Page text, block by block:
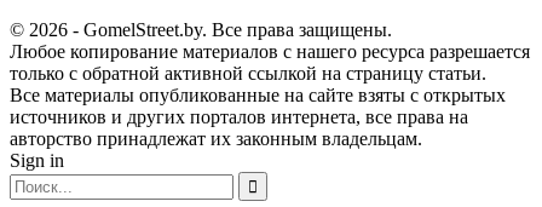
© 2026 - GomelStreet.by. Все права защищены.
Любое копирование материалов с нашего ресурса разрешается
только с обратной активной ссылкой на страницу статьи.
Все материалы опубликованные на сайте взяты с открытых
источников и других порталов интернета, все права на
авторство принадлежат их законным владельцам.
Sign in